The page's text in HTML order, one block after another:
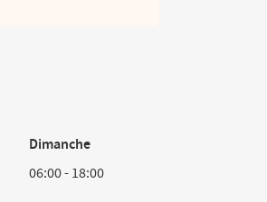
Dimanche
06:00- 18:00